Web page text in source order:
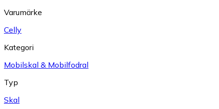
Varumärke
Celly
Kategori
Mobilskal & Mobilfodral
Typ
Skal